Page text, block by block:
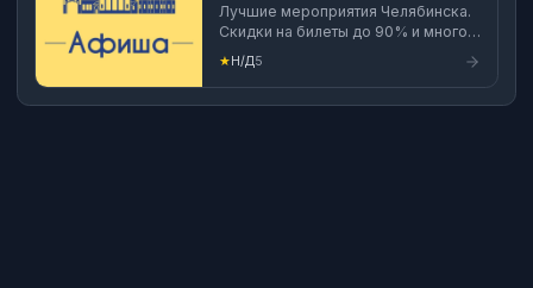
Лучшие мероприятия Челябинска.
Скидки на билеты до 90% и много
бесплатных событий.
★Н/Д5